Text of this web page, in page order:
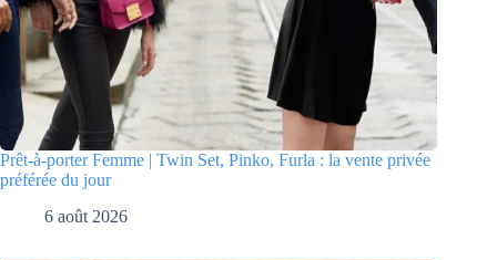
Prêt-à-porter Femme | Twin Set, Pinko, Furla : la vente privée
préférée du jour
6 août 2026